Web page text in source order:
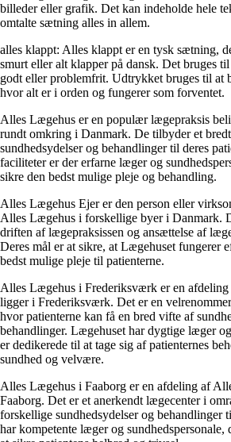
billeder eller grafik. Det kan indeholde hele
omtalte sætning alles in allem.
alles klappt: Alles klappt er en tysk sætning,
smurt eller alt klapper på dansk. Det bruges
godt eller problemfrit. Udtrykket bruges til at
hvor alt er i orden og fungerer som forventet.
Alles Lægehus er en populær lægepraksis
rundt omkring i Danmark. De tilbyder et
sundhedsydelser og behandlinger til deres
faciliteter er der erfarne læger og
sikre den bedst mulige pleje og behandling.
Alles Lægehus Ejer er den person eller
Alles Lægehus i forskellige byer i Danmark.
driften af lægepraksissen og ansættelse af
Deres mål er at sikre, at Lægehuset fungerer
bedst mulige pleje til patienterne.
Alles Lægehus i Frederiksværk er en
ligger i Frederiksværk. Det er en
hvor patienterne kan få en bred vifte af
behandlinger. Lægehuset har dygtige læger
er dedikerede til at tage sig af patienternes
sundhed og velvære.
Alles Lægehus i Faaborg er en afdeling af
Faaborg. Det er et anerkendt lægecenter i
forskellige sundhedsydelser og behandlinger
har kompetente læger og sundhedspersonale,